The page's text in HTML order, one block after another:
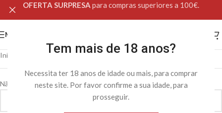
Tem mais de 18 anos?
Necessita ter 18 anos de idade ou mais, para comprar
neste site. Por favor confirme a sua idade, para
prosseguir.
OFERTA SURPRESA para compras superiores a 100€.
MENU
Início Loja Online Produtos etiquetados com “vibrador wand”
Não foram encontrados produtos correspondentes à sua pesquisa.